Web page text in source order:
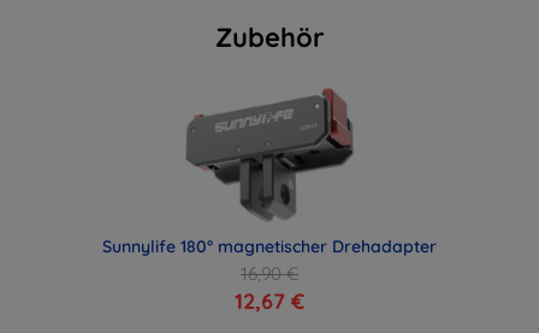
Zubehör
Sunnylife 180° magnetischer Drehadapter
16,90 €
12,67 €